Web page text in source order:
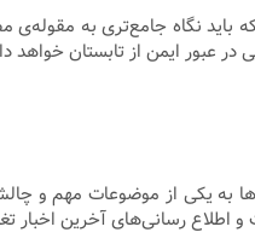
باید نگاه جامع‌تری به
ایمن از تابستان خواهد
یکی از موضوعات مهم و
اطلاع رسانی‌های آخرین اخبار